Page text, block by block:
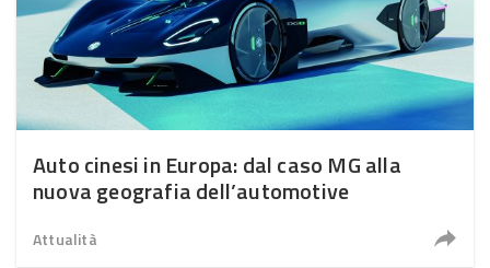
Auto cinesi in Europa: dal caso MG alla
nuova geografia dell’automotive
Attualità